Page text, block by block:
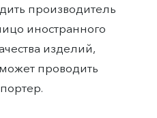
производитель
иностранного
изделий,
проводить